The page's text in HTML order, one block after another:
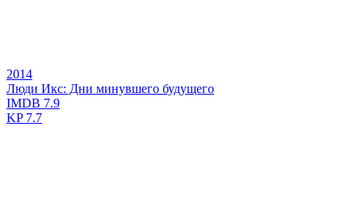
2014
Люди Икс: Дни минувшего будущего
IMDB 7.9
KP7.7